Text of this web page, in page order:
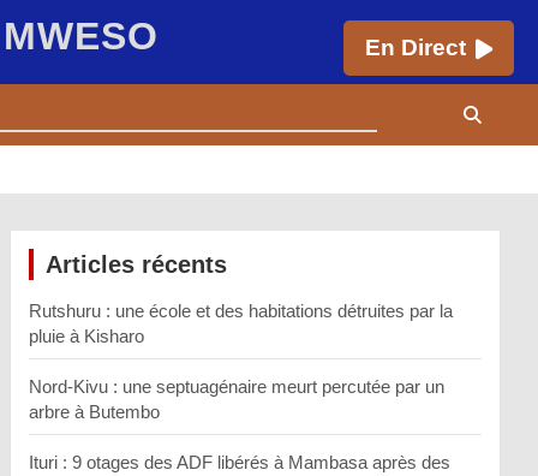
En Direct
Articles récents
Rutshuru : une école et des habitations détruites par la
pluie à Kisharo
Nord-Kivu : une septuagénaire meurt percutée par un
arbre à Butembo
Ituri : 9 otages des ADF libérés à Mambasa après des